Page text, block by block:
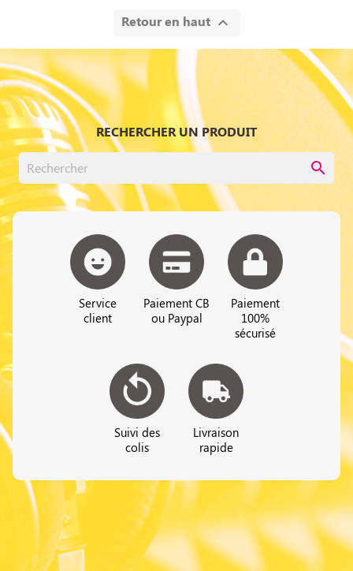
Retour en haut 
RECHERCHER UN PRODUIT
search
Service
client
Paiement CB
ou Paypal
Paiement
100%
sécurisé
Suivi des
colis
Livraison
rapide